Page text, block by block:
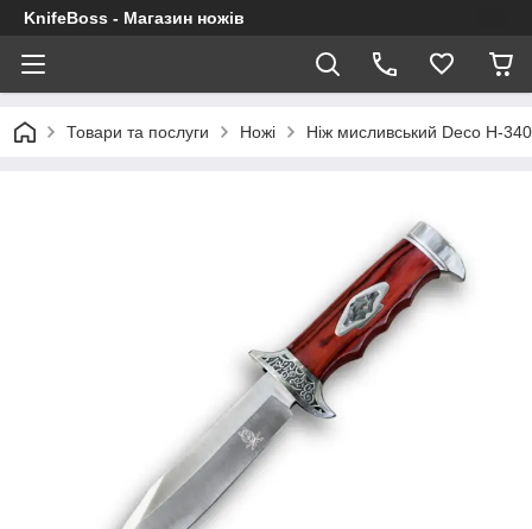
KnifeBoss - Магазин ножів
Товари та послуги Ножі Ніж мисливський Deco H-340